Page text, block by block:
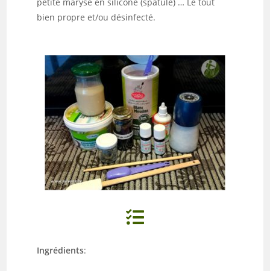
petite maryse en silicone (spatule) … Le tout
bien propre et/ou désinfecté.
Ingrédients: